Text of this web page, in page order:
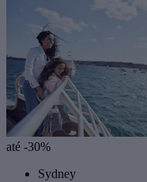
até -30%
Sydney